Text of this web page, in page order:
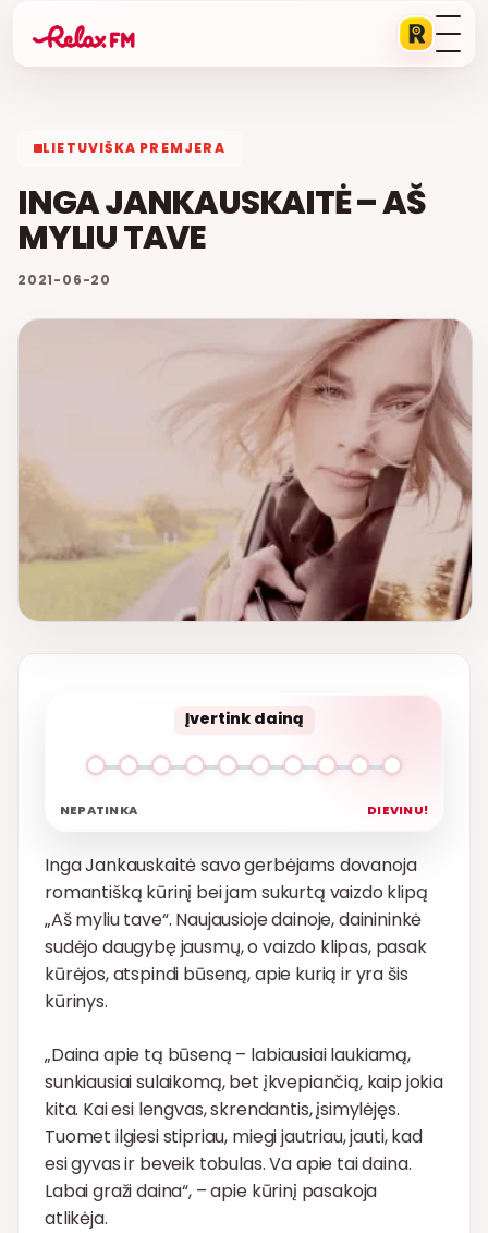
LIETUVIŠKA PREMJERA
INGA JANKAUSKAITĖ – AŠ
MYLIU TAVE
2021-06-20
Įvertink dainą
NEPATINKA DIEVINU!
Inga Jankauskaitė savo gerbėjams dovanoja
romantišką kūrinį bei jam sukurtą vaizdo klipą
„Aš myliu tave“. Naujausioje dainoje, dainininkė
sudėjo daugybę jausmų, o vaizdo klipas, pasak
kūrėjos, atspindi būseną, apie kurią ir yra šis
kūrinys.
„Daina apie tą būseną – labiausiai laukiamą,
sunkiausiai sulaikomą, bet įkvepiančią, kaip jokia
kita. Kai esi lengvas, skrendantis, įsimylėjęs.
Tuomet ilgiesi stipriau, miegi jautriau, jauti, kad
esi gyvas ir beveik tobulas. Va apie tai daina.
Labai graži daina“, – apie kūrinį pasakoja
atlikėja.